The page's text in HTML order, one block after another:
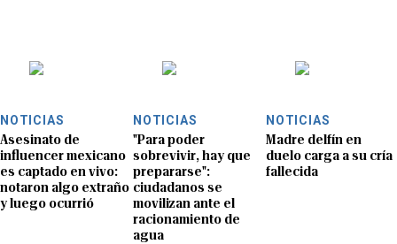
NOTICIAS
Asesinato de
influencer mexicano
es captado en vivo:
notaron algo extraño
y luego ocurrió
NOTICIAS
"Para poder
sobrevivir, hay que
prepararse":
ciudadanos se
movilizan ante el
racionamiento de
agua
NOTICIAS
Madre delfín en
duelo carga a su cría
fallecida